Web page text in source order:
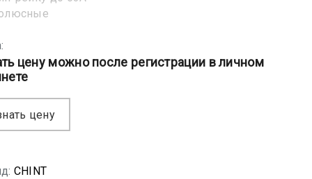
цену можно после регистрации в личном
цену
CHINT